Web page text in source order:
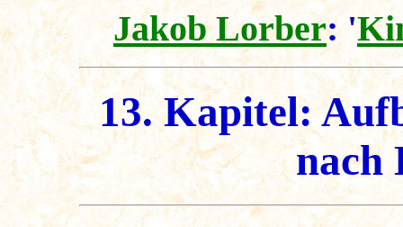
Jakob Lorber: '
13. Kapitel:
nach